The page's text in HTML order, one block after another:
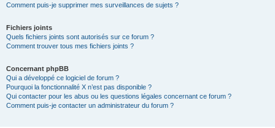
Comment puis-je supprimer mes surveillances de sujets ?
Fichiers joints
Quels fichiers joints sont autorisés sur ce forum ?
Comment trouver tous mes fichiers joints ?
Concernant phpBB
Qui a développé ce logiciel de forum ?
Pourquoi la fonctionnalité X n’est pas disponible ?
Qui contacter pour les abus ou les questions légales concernant ce forum ?
Comment puis-je contacter un administrateur du forum ?